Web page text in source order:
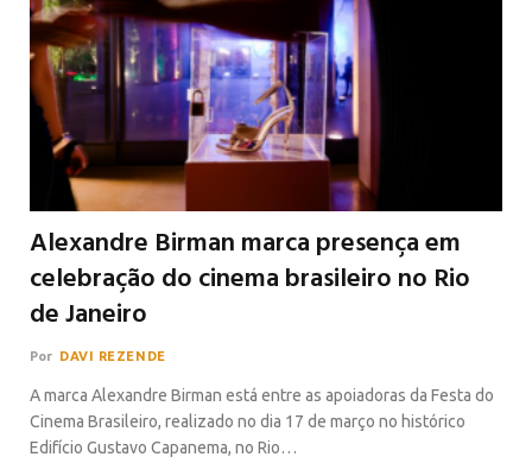
Alexandre Birman marca presença em
celebração do cinema brasileiro no Rio
de Janeiro
Por DAVI REZENDE
A marca Alexandre Birman está entre as apoiadoras da Festa do
Cinema Brasileiro, realizado no dia 17 de março no histórico
Edifício Gustavo Capanema, no Rio…